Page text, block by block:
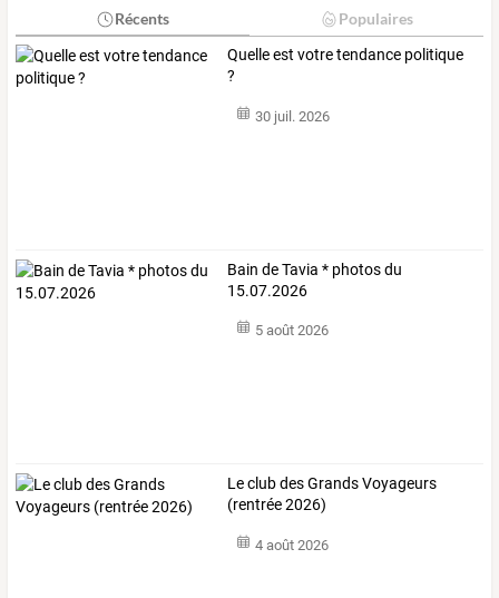
Récents Populaires
Quelle est votre tendance politique
?
30 juil. 2026
Bain de Tavia * photos du
15.07.2026
5 août 2026
Le club des Grands Voyageurs
(rentrée 2026)
4 août 2026